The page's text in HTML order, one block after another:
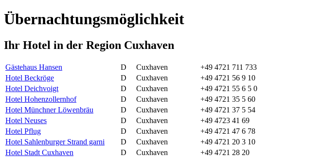
Übernachtungsmöglichkeit
Ihr Hotel in der Region Cuxhaven
Gästehaus Hansen D Cuxhaven
+49 4721 711 733
Hotel Beckröge
D Cuxhaven
+49 4721 56 9 10
Hotel Deichvoigt
D Cuxhaven
+49 4721 55 6 5 0
Hotel Hohenzollernhof
D Cuxhaven
+49 4721 35 5 60
Hotel Münchner Löwenbräu
D Cuxhaven
+49 4721 37 5 54
Hotel Neuses
D Cuxhaven
+49 4723 41 69
Hotel Pflug
D Cuxhaven
+49 4721 47 6 78
Hotel Sahlenburger Strand garni
D Cuxhaven
+49 4721 20 3 10
Hotel Stadt Cuxhaven
D Cuxhaven
+49 4721 28 20